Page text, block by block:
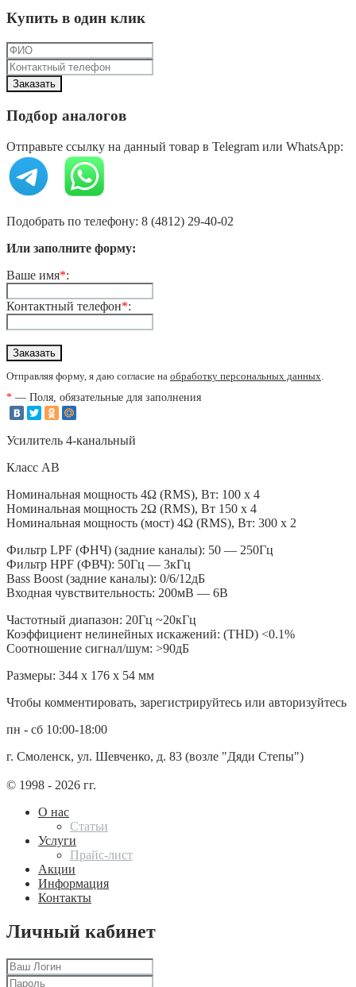
Купить в один клик
Подбор аналогов
Отправьте ссылку на данный товар в Telegram или WhatsApp:
Подобрать по телефону: 8 (4812) 29-40-02
Или заполните форму:
Ваше имя*:
Контактный телефон*:
Отправляя форму, я даю согласие на обработку персональных данных.
* — Поля, обязательные для заполнения
Усилитель 4-канальный
Класс АВ
Номинальная мощность 4Ω (RMS), Вт: 100 x 4
Номинальная мощность 2Ω (RMS), Вт 150 x 4
Номинальная мощность (мост) 4Ω (RMS), Вт: 300 x 2
Фильтр LPF (ФНЧ) (задние каналы): 50 — 250Гц
Фильтр HPF (ФВЧ): 50Гц — 3кГц
Bass Boost (задние каналы): 0/6/12дБ
Входная чувствительность: 200мВ — 6В
Частотный диапазон: 20Гц ~20кГц
Коэффициент нелинейных искажений: (THD) <0.1%
Соотношение сигнал/шум: >90дБ
Размеры: 344 x 176 x 54 мм
Чтобы комментировать, зарегистрируйтесь или авторизуйтесь
пн - сб 10:00-18:00
г. Смоленск, ул. Шевченко, д. 83 (возле "Дяди Степы")
© 1998 - 2026 гг.
О нас
Статьи
Услуги
Прайс-лист
Акции
Информация
Контакты
Личный кабинет